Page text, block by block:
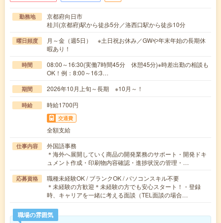
勤務地
京都府向日市
桂川(京都府)駅から徒歩5分／洛西口駅から徒歩10分
曜日頻度
月～金（週5日） ※土日祝お休み／GWや年末年始の長期休
暇あり！
時間
08:00～16:30(実働7時間45分 休憩45分)※時差出勤の相談も
OK！例：8:00～16:3…
期間 2026年10月上旬～長期 ※10月～！
時給 時給1700円
交通費
全額支給
仕事内容
外国語事務
＊海外へ展開していく商品の開発業務のサポート・開発ドキ
ュメント作成・印刷物内容確認・進捗状況の管理・…
応募資格
職種未経験OK / ブランクOK / パソコンスキル不要
＊未経験の方歓迎＊未経験の方でも安心スタート！・登録
時、キャリアを一緒に考える面談（TEL面談の場合…
職場の雰囲気